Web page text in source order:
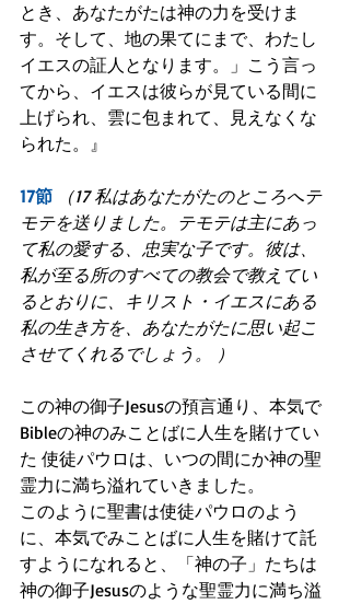
とき、あなたがたは神の力を受けま
す。そして、地の果てにまで、わたし
イエスの証人となります。」こう言っ
てから、イエスは彼らが見ている間に
上げられ、雲に包まれて、見えなくな
られた。』
17節
（17 私はあなたがたのところへテ
モテを送りました。テモテは主にあっ
て私の愛する、忠実な子です。彼は、
私が至る所のすべての教会で教えてい
るとおりに、キリスト・イエスにある
私の生き方を、あなたがたに思い起こ
させてくれるでしょう。 ）
この神の御子Jesusの預言通り、本気で
Bibleの神のみことばに人生を賭けてい
た 使徒パウロは、いつの間にか神の聖
霊力に満ち溢れていきました。
このように聖書は使徒パウロのよう
に、本気でみことばに人生を賭けて託
すようになれると、「神の子」たちは
神の御子Jesusのような聖霊力に満ち溢